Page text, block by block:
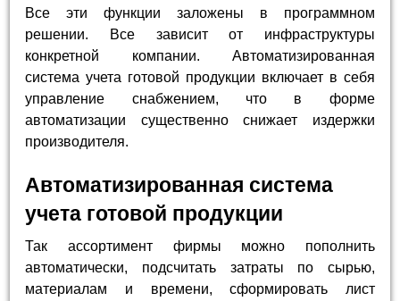
Все эти функции заложены в программном
решении. Все зависит от инфраструктуры
конкретной компании. Автоматизированная
система учета готовой продукции включает в себя
управление снабжением, что в форме
автоматизации существенно снижает издержки
производителя.
Автоматизированная система
учета готовой продукции
Так ассортимент фирмы можно пополнить
автоматически, подсчитать затраты по сырью,
материалам и времени, сформировать лист